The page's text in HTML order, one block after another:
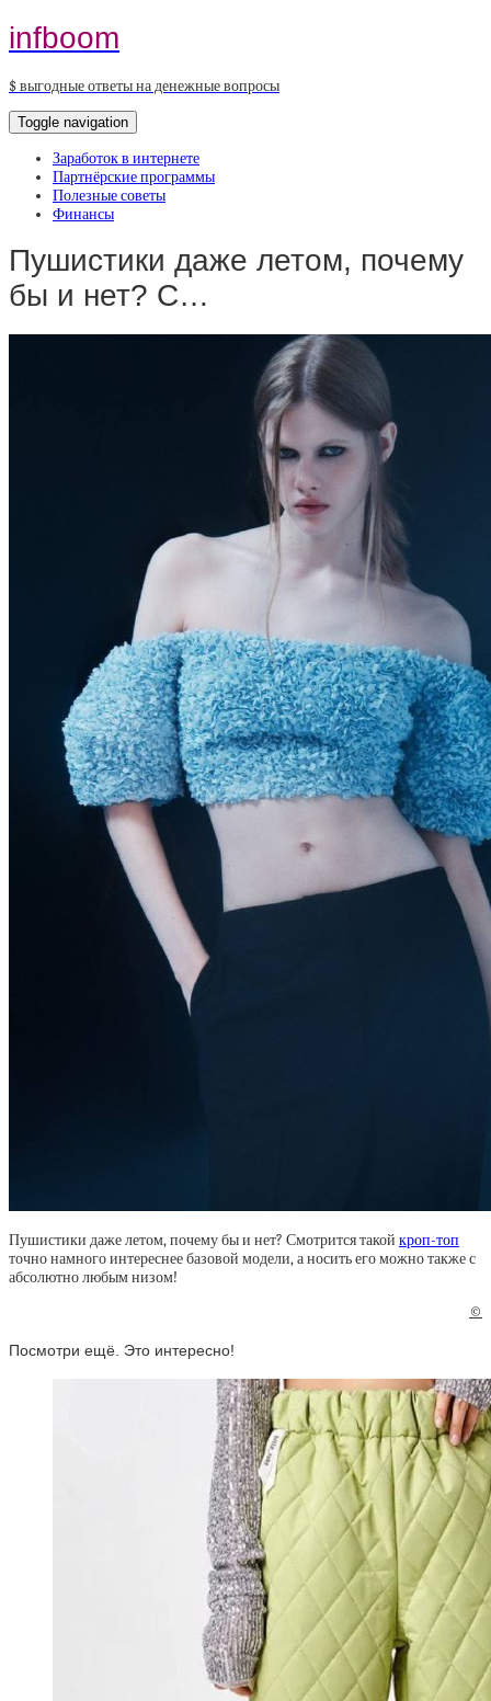
infboom
$ выгодные ответы на денежные вопросы
Toggle navigation
Заработок в интернете
Партнёрские программы
Полезные советы
Финансы
Пушистики даже летом, почему
бы и нет? С…
Пушистики даже летом, почему бы и нет? Смотрится такой кроп-топ
точно намного интереснее базовой модели, а носить его можно также с
абсолютно любым низом!
©
Посмотри ещё. Это интересно!